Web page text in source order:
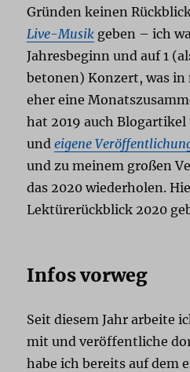
Gründen keinen
Live-Musik geben – ich
Jahresbeginn und auf 1
betonen) Konzert, was in
eher eine
hat 2019 auch
undeigene
und zu meinem großen
das 2020 wiederholen.
Lektürerückblick 2020
Infos vorweg
Seit diesem Jahr arbeite
mit und veröffentliche
habe ich bereits auf dem